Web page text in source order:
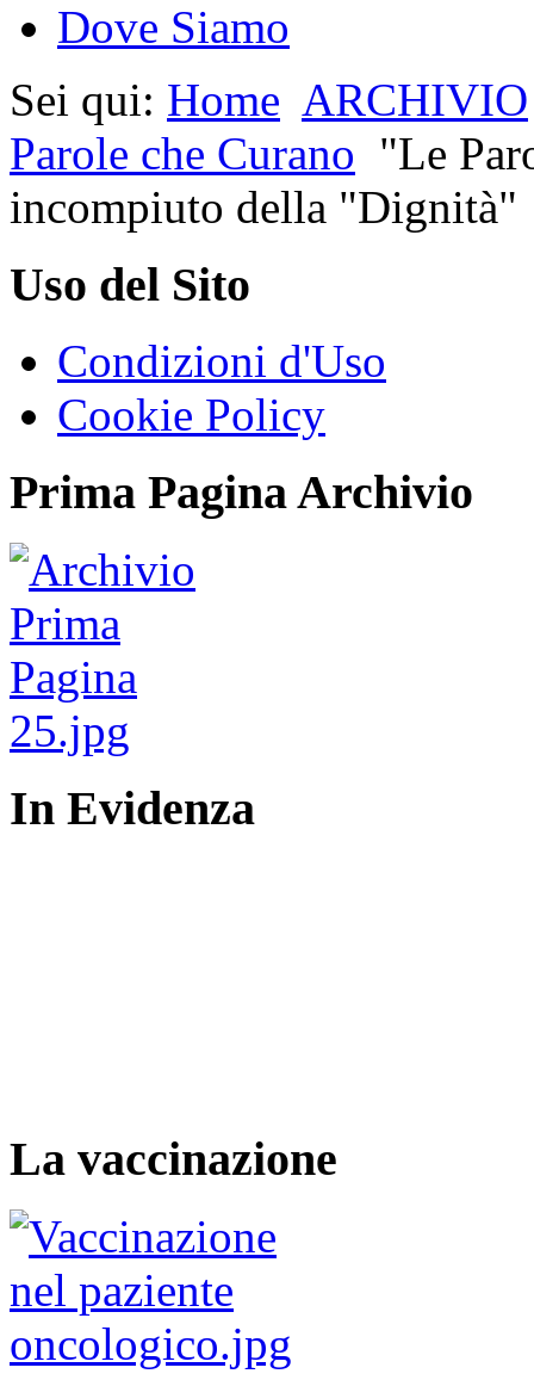
Dove Siamo
Sei qui: Home ARCHIVIO
Parole che Curano "Le
incompiuto della "Dignità"
Uso del Sito
Condizioni d'Uso
Cookie Policy
Prima Pagina Archivio
In Evidenza
La vaccinazione